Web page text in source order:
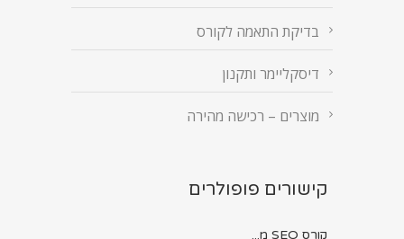
בדיקת התאמה לקורס
דיסקליימר ותקנון
מוצרים – רכישה מהירה
קישורים פופולרים
קורס SEO מ...